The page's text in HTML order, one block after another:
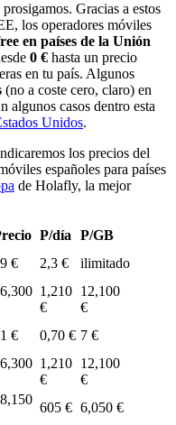
Gracias a estos
los operadores móviles
en países de la Unión
0 € hasta un precio
en tu país. Algunos
(no a coste cero, claro) en
algunos casos dentro esta
Unidos.
los precios del
españoles para países
de Holafly, la mejor
P/día
P/GB
€ 2,3 € ilimitado
1,210
€
12,100
€
€ 0,70 € 7 €
1,210
€
12,100
€
605 € 6,050 €